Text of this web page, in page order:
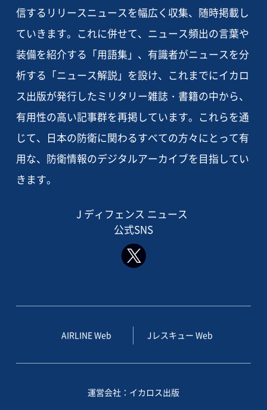
信するリリースニュースを幅広く収集、随時掲載し
ていきます。これに併せて、ニュース頻出の言葉や
装備を紹介する「用語集」、有識者がニュースを分
析する「ニュース解説」を設け、これまでにイカロ
ス出版が発行したミリタリー雑誌・書籍の中から、
有用性の高い記事群を再掲しています。これらを通
じて、日本の防衛に関わるすべての方々にとって有
用な、防衛情報のデジタルアーカイブを目指してい
きます。
J ディフェンス ニュース
公式SNS
AIRLINE Web Jレスキュー Web
運営会社：イカロス出版